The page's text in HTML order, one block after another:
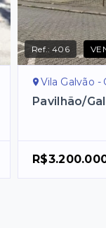
Ref.:406
Vila Galvão -
Pavilhão/